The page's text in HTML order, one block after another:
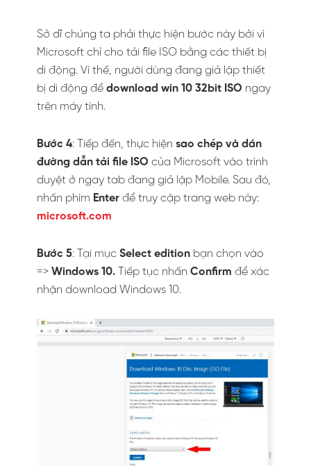
Sở dĩ chúng ta phải thực hiện bước này bởi vì
Microsoft chỉ cho tải file ISO bằng các thiết bị
di động. Vì thế, người dùng đang giả lập thiết
bị di động để download win 10 32bit ISO ngay
trên máy tính.
Bước 4: Tiếp đến, thực hiện sao chép và dán
đường dẫn tải file ISO của Microsoft vào trình
duyệt ở ngay tab đang giả lập Mobile. Sau đó,
nhấn phím Enter để truy cập trang web này:
microsoft.com
Bước 5: Tại mục Select edition bạn chọn vào
=> Windows 10. Tiếp tục nhấn Confirm để xác
nhận download Windows 10.